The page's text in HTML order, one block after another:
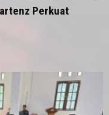
Perkuat